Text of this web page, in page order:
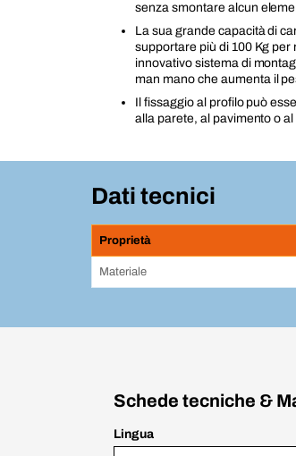
senza smontare alcun
La sua grande capacità di
supportare più di 100 Kg
innovativo sistema di
man mano che aumenta il
Il fissaggio al profilo può
alla parete, al pavimento o
Dati tecnici
Proprietà
Materiale
Schede tecniche &
Lingua